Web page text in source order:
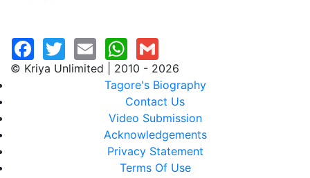
© Kriya Unlimited | 2010 - 2026
Tagore's Biography
Contact Us
Video Submission
Acknowledgements
Privacy Statement
Terms Of Use